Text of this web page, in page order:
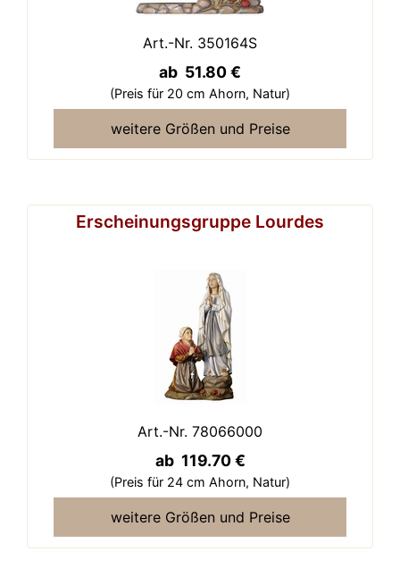
Art.-Nr. 350164S
ab 51.80 €
(Preis für 20 cm Ahorn, Natur)
weitere Größen und Preise
Erscheinungsgruppe Lourdes
Art.-Nr. 78066000
ab 119.70 €
(Preis für 24 cm Ahorn, Natur)
weitere Größen und Preise